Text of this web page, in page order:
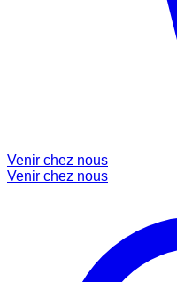
Venir chez nous
Venir chez nous